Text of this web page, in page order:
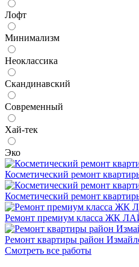
Лофт
Минимализм
Неоклассика
Скандинавский
Современный
Хай-тек
Эко
Косметический ремонт
Косметический ремонт
Ремонт премиум класса ЖК
Ремонт квартиры район
Смотреть все работы